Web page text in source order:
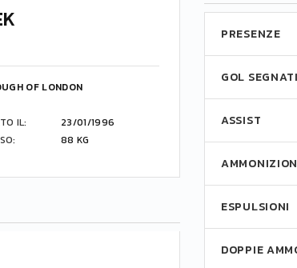
OF LONDON
IL:
23/01/1996
88 KG
PRESENZE
GOL SEGNATI
ASSIST
ESPULSIONI
DOPPIE